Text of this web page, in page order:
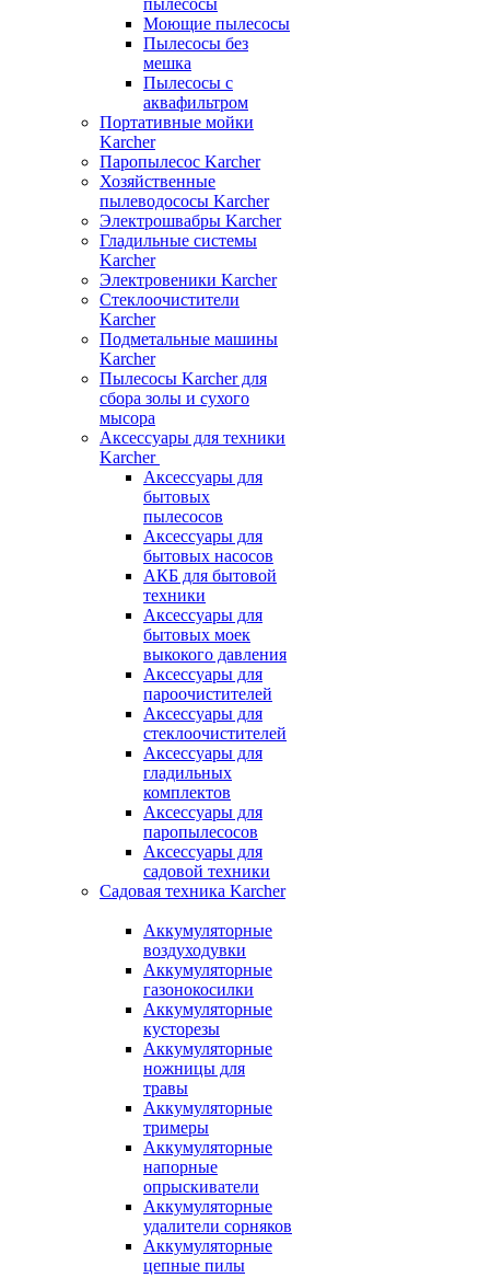
пылесосы
Моющие пылесосы
Пылесосы без
мешка
Пылесосы с
аквафильтром
Портативные мойки
Karcher
Паропылесос Karcher
Хозяйственные
пылеводососы Karcher
Электрошвабры Karcher
Гладильные системы
Karcher
Электровеники Karcher
Стеклоочистители
Karcher
Подметальные машины
Karcher
Пылесосы Karcher для
сбора золы и сухого
мысора
Аксессуары для техники
Karcher
Аксессуары для
бытовых
пылесосов
Аксессуары для
бытовых насосов
АКБ для бытовой
техники
Аксессуары для
бытовых моек
выкокого давления
Аксессуары для
пароочистителей
Аксессуары для
стеклоочистителей
Аксессуары для
гладильных
комплектов
Аксессуары для
паропылесосов
Аксессуары для
садовой техники
Садовая техника Karcher
Аккумуляторные
воздуходувки
Аккумуляторные
газонокосилки
Аккумуляторные
кусторезы
Аккумуляторные
ножницы для
травы
Аккумуляторные
тримеры
Аккумуляторные
напорные
опрыскиватели
Аккумуляторные
удалители сорняков
Аккумуляторные
цепные пилы